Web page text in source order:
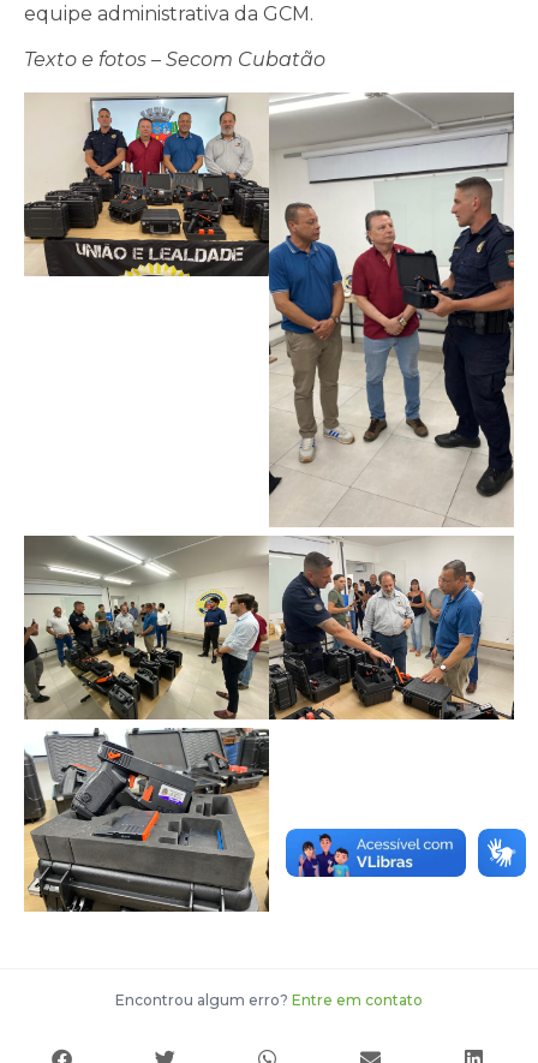
equipe administrativa da GCM.
Texto e fotos – Secom Cubatão
Encontrou algum erro? Entre em contato